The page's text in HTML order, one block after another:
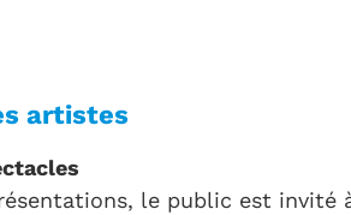
artistes
le public est invité